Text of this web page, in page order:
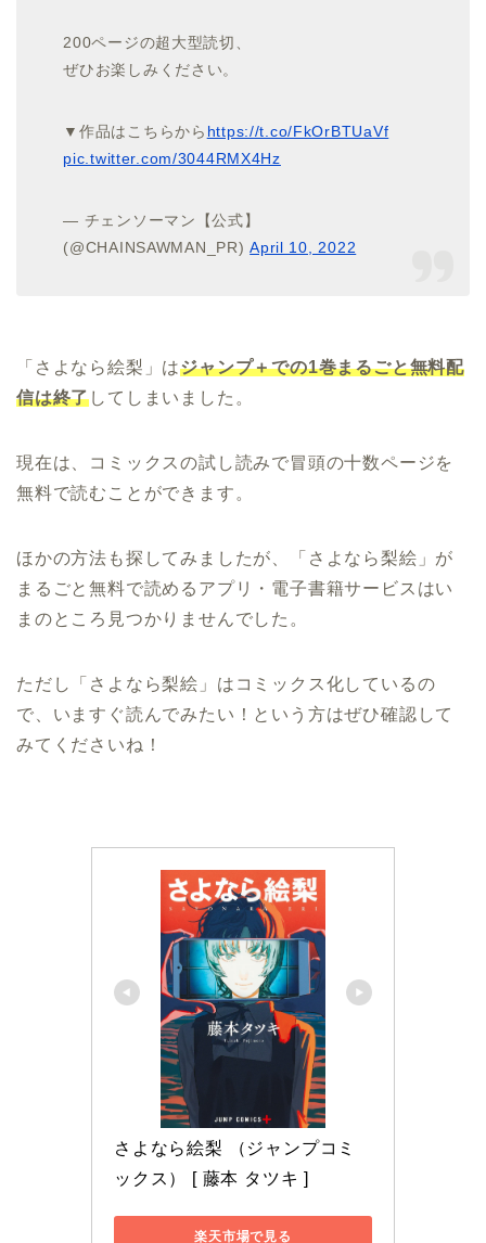
200ページの超大型読切、
ぜひお楽しみください。
▼作品はこちらから https://t.co/FkOrBTUaVf
pic.twitter.com/3044RMX4Hz
— チェンソーマン【公式】
(@CHAINSAWMAN_PR)April 10, 2022
「さよなら絵梨」はジャンプ＋での1巻まるごと無料配
信は終了してしまいました。
現在は、コミックスの試し読みで冒頭の十数ページを
無料で読むことができます。
ほかの方法も探してみましたが、「さよなら梨絵」が
まるごと無料で読めるアプリ・電子書籍サービスはい
まのところ見つかりませんでした。
ただし「さよなら梨絵」はコミックス化しているの
で、いますぐ読んでみたい！という方はぜひ確認して
みてくださいね！
さよなら絵梨 （ジャンプコミ
ックス） [ 藤本 タツキ ]
楽天市場で見る